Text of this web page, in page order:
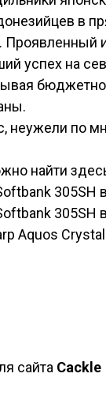
в
успех на
неужели по
найти
сайта Cackl e